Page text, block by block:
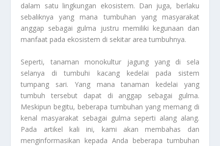
dalam satu lingkungan ekosistem. Dan juga, berlaku
sebaliknya yang mana tumbuhan yang masyarakat
anggap sebagai gulma justru memiliki kegunaan dan
manfaat pada ekosistem di sekitar area tumbuhnya.
Seperti, tanaman monokultur jagung yang di sela
selanya di tumbuhi kacang kedelai pada sistem
tumpang sari. Yang mana tanaman kedelai yang
tumbuh tersebut dapat di anggap sebagai gulma.
Meskipun begitu, beberapa tumbuhan yang memang di
kenal masyarakat sebagai gulma seperti alang alang.
Pada artikel kali ini, kami akan membahas dan
menginformasikan kepada Anda beberapa tumbuhan